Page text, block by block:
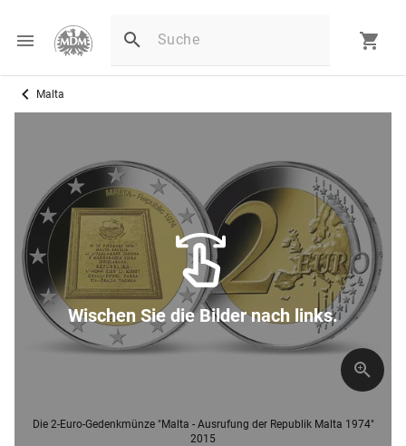
Malta
Die 2-Euro-Gedenkmünze "Malta - Ausrufung der Republik Malta 1974"
2015
Wischen Sie die Bilder nach links.